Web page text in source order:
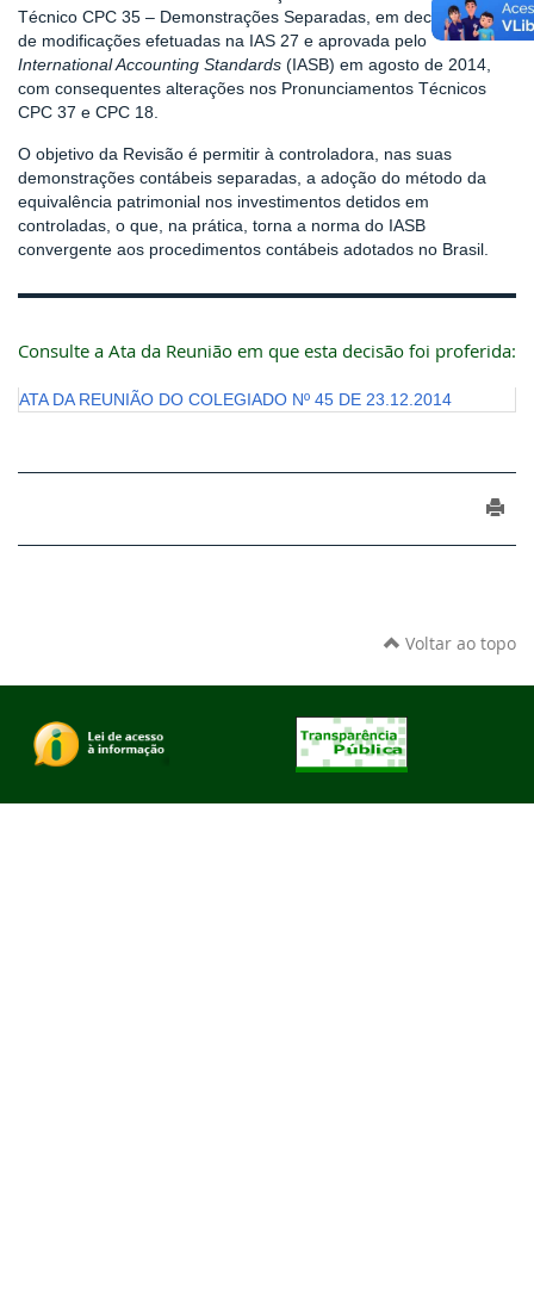
Técnico CPC 35 – Demonstrações Separadas, em decorrência
de modificações efetuadas na IAS 27 e aprovada pelo
International Accounting Standards (IASB) em agosto de 2014,
com consequentes alterações nos Pronunciamentos Técnicos
CPC 37 e CPC 18.
O objetivo da Revisão é permitir à controladora, nas suas
demonstrações contábeis separadas, a adoção do método da
equivalência patrimonial nos investimentos detidos em
controladas, o que, na prática, torna a norma do IASB
convergente aos procedimentos contábeis adotados no Brasil.
Consulte a Ata da Reunião em que esta decisão foi proferida:
ATA DA REUNIÃO DO COLEGIADO Nº 45 DE 23.12.2014
Voltar ao topo